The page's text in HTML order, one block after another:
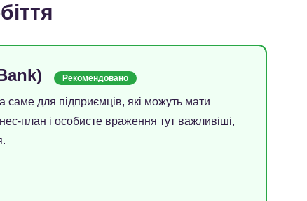
Рекомендовано
саме для підприємців, які можуть мати
план і особисте враження тут важливіші,